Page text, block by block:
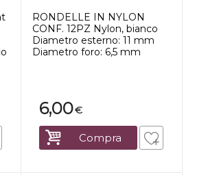
RONDELLE IN NYLON
CONF. 12PZ Nylon, bianco
Diametro esterno: 11 mm
Diametro foro: 6,5 mm
€
6,00
Compra